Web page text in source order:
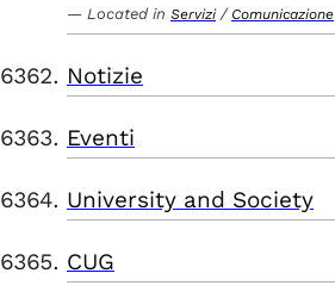
Located in Servizi / Comunicazione
Notizie
Eventi
University and Society
CUG